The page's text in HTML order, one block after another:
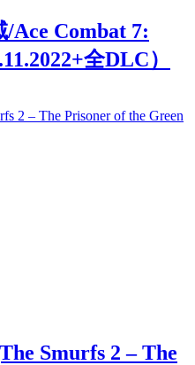
Ace Combat 7:
全DLC）
Smurfs 2 – The